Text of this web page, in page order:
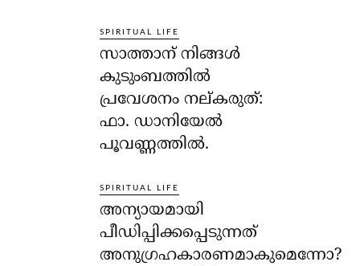
SPIRITUAL LIFE
സാത്താന് നിങ്ങള്‍
കുടുംബത്തില്‍
പ്രവേശനം നല്കരുത്:
ഫാ. ഡാനിയേല്‍
പൂവണ്ണത്തില്‍.
SPIRITUAL LIFE
അന്യായമായി
പീഡിപ്പിക്കപ്പെടുന്നത്
അനുഗ്രഹകാരണമാകുമെന്നോ?